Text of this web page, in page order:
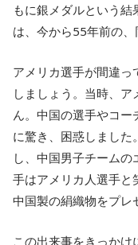
もに銀メダルという
は、今から55年前の、
アメリカ選手が間違っ
しましょう。当時、
ん。中国の選手やコ
に驚き、困惑しまし
し、中国男子チーム
手はアメリカ人選手と
中国製の絹織物をプレ
この出来事をきっか